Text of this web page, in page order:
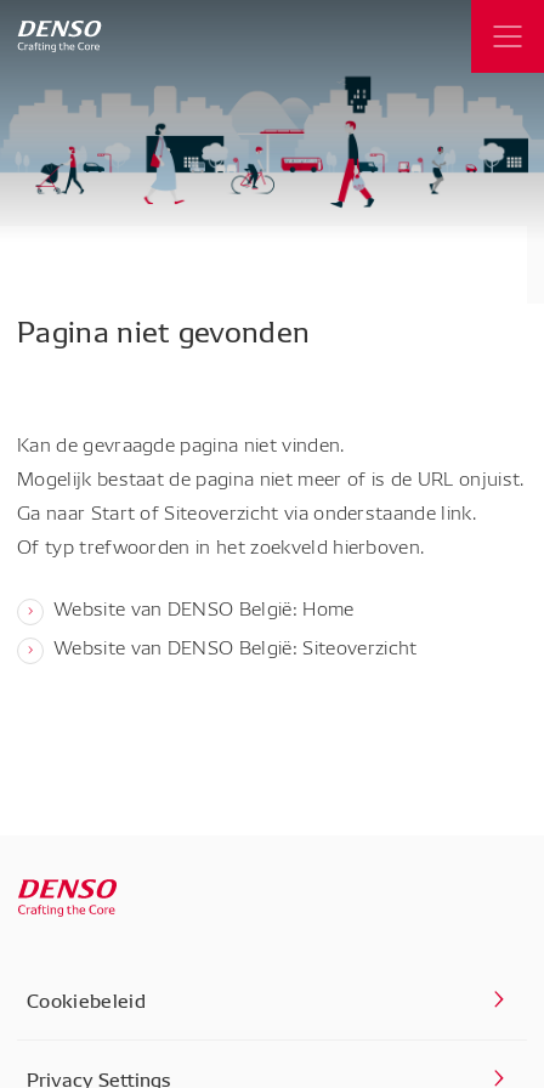
Pagina niet gevonden
Kan de gevraagde pagina niet vinden.
Mogelijk bestaat de pagina niet meer of is de URL onjuist.
Ga naar Start of Siteoverzicht via onderstaande link.
Of typ trefwoorden in het zoekveld hierboven.
Website van DENSO België: Home
Website van DENSO België: Siteoverzicht
Cookiebeleid
Privacy Settings